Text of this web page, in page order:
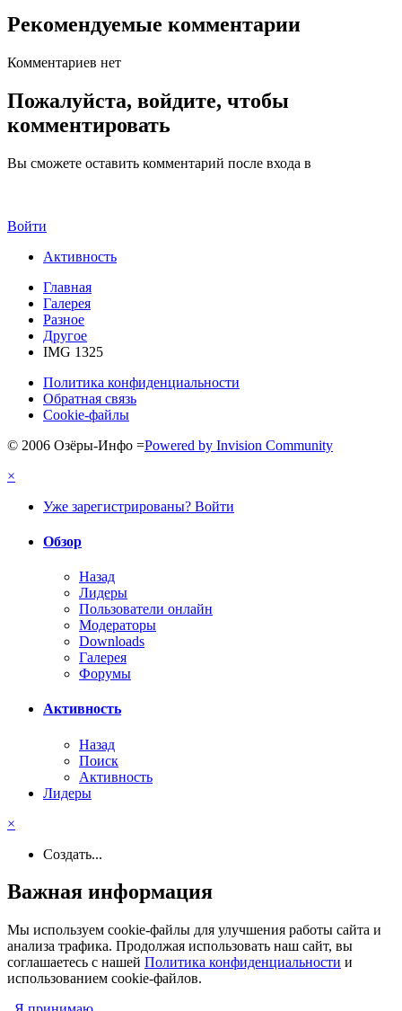
Рекомендуемые комментарии
Комментариев нет
Пожалуйста, войдите, чтобы
комментировать
Вы сможете оставить комментарий после входа в
Войти
Активность
Главная
Галерея
Разное
Другое
IMG 1325
Политика конфиденциальности
Обратная связь
Cookie-файлы
© 2006 Озёры-Инфо =Powered by Invision Community
×
Уже зарегистрированы? Войти
Обзор
Назад
Лидеры
Пользователи онлайн
Модераторы
Downloads
Галерея
Форумы
Активность
Назад
Поиск
Активность
Лидеры
×
Создать...
Важная информация
Мы используем cookie-файлы для улучшения работы сайта и
анализа трафика. Продолжая использовать наш сайт, вы
соглашаетесь с нашей Политика конфиденциальности и
использованием cookie-файлов.